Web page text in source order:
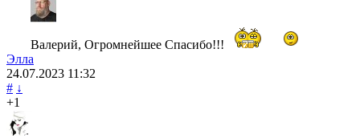
Валерий, Огромнейшее Спасибо!!!
Элла
24.07.2023 11:32
# ↓
+1